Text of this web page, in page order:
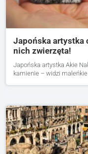
Japońska artystka
nich zwierzęta!
Japońska artystka Akie
kamienie – widzi